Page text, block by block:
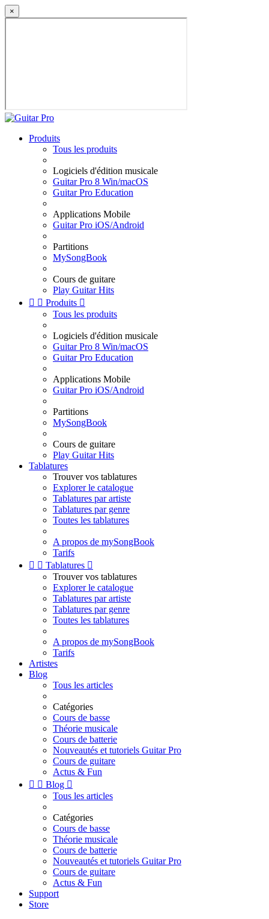
×
Produits
Tous les produits
Logiciels d'édition musicale
Guitar Pro 8 Win/macOS
Guitar Pro Education
Applications Mobile
Guitar Pro iOS/Android
Partitions
MySongBook
Cours de guitare
Play Guitar Hits
  Produits 
Tous les produits
Logiciels d'édition musicale
Guitar Pro 8 Win/macOS
Guitar Pro Education
Applications Mobile
Guitar Pro iOS/Android
Partitions
MySongBook
Cours de guitare
Play Guitar Hits
Tablatures
Trouver vos tablatures
Explorer le catalogue
Tablatures par artiste
Tablatures par genre
Toutes les tablatures
A propos de mySongBook
Tarifs
  Tablatures 
Trouver vos tablatures
Explorer le catalogue
Tablatures par artiste
Tablatures par genre
Toutes les tablatures
A propos de mySongBook
Tarifs
Artistes
Blog
Tous les articles
Catégories
Cours de basse
Théorie musicale
Cours de batterie
Nouveautés et tutoriels Guitar Pro
Cours de guitare
Actus & Fun
  Blog 
Tous les articles
Catégories
Cours de basse
Théorie musicale
Cours de batterie
Nouveautés et tutoriels Guitar Pro
Cours de guitare
Actus & Fun
Support
Store